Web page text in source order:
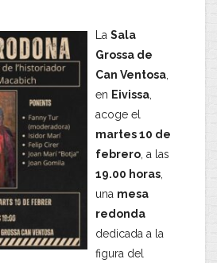
La Sala
Grossa de
Can Ventosa
en Eivissa
acoge el
martes 10 de
febrero , a las
19.00 horas
una mesa
redonda
dedicada a la
figura del